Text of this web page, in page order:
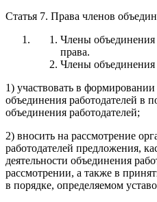
Статья 7. Права членов
Члены объединения
права.
Члены объединения
1) участвовать в
объединения работодателей в
объединения работодателей;
2) вносить на рассмотрение
работодателей предложения,
деятельности объединения
рассмотрении, а также в
в порядке, определяемом